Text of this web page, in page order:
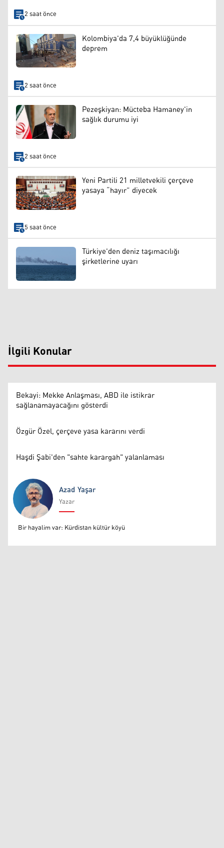
2 saat önce
Kolombiya'da 7,4 büyüklüğünde
deprem
2 saat önce
Pezeşkiyan: Mücteba Hamaney'in
sağlık durumu iyi
2 saat önce
Yeni Partili 21 milletvekili çerçeve
yasaya “hayır” diyecek
5 saat önce
Türkiye'den deniz taşımacılığı
şirketlerine uyarı
İlgili Konular
Bekayi: Mekke Anlaşması, ABD ile istikrar
sağlanamayacağını gösterdi
Özgür Özel, çerçeve yasa kararını verdi
Haşdi Şabi'den "sahte karargah" yalanlaması
Azad Yaşar
Azad Yaşar
Yazar
Bir hayalim var: Kürdistan kültür köyü